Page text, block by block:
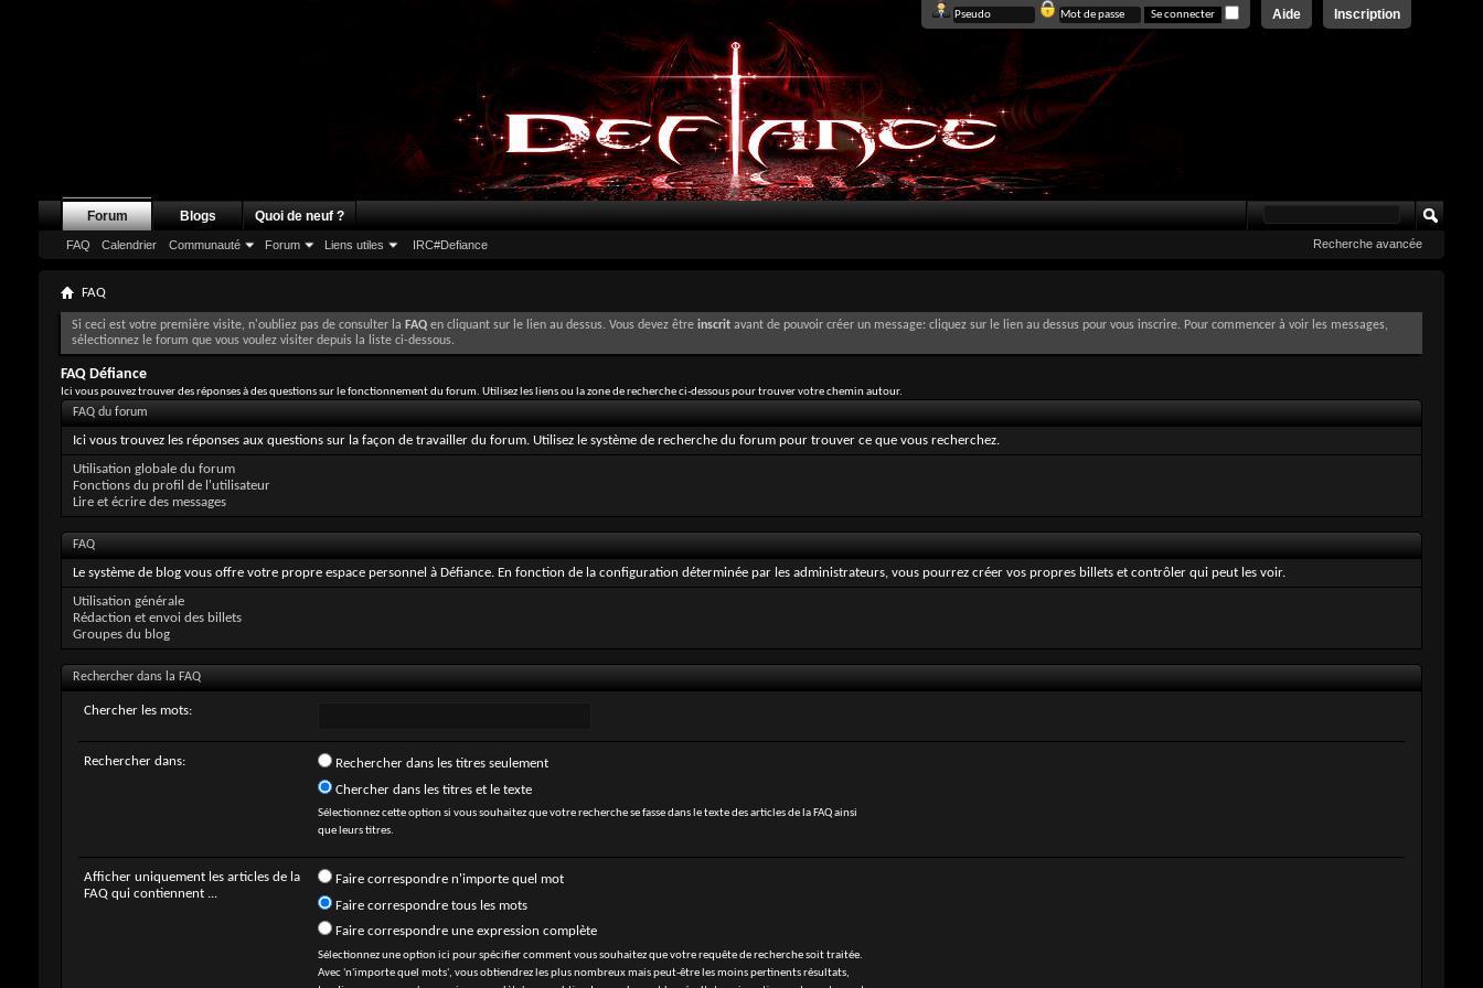
Inscription
Aide
Forum
FAQ Calendrier Communauté Forum Liens utiles IRC#Defiance
Blogs Quoi de neuf ?
Recherche avancée
FAQ
Si ceci est votre première visite, n'oubliez pas de consulter la FAQ en cliquant sur le lien au dessus. Vous devez être inscrit avant de pouvoir créer un message: cliquez sur le lien au dessus pour vous inscrire. Pour commencer à voir les messages,
sélectionnez le forum que vous voulez visiter depuis la liste ci-dessous.
FAQ Défiance
Ici vous pouvez trouver des réponses à des questions sur le fonctionnement du forum. Utilisez les liens ou la zone de recherche ci-dessous pour trouver votre chemin autour.
FAQ du forum
Ici vous trouvez les réponses aux questions sur la façon de travailler du forum. Utilisez le système de recherche du forum pour trouver ce que vous recherchez.
Utilisation globale du forum
Fonctions du profil de l'utilisateur
Lire et écrire des messages
FAQ
Le système de blog vous offre votre propre espace personnel à Défiance. En fonction de la configuration déterminée par les administrateurs, vous pourrez créer vos propres billets et contrôler qui peut les voir.
Utilisation générale
Rédaction et envoi des billets
Groupes du blog
Rechercher dans la FAQ
Chercher les mots:
Rechercher dans:
Rechercher dans les titres seulement
Chercher dans les titres et le texte
Sélectionnez cette option si vous souhaitez que votre recherche se fasse dans le texte des articles de la FAQ ainsi
que leurs titres.
Afficher uniquement les articles de la
FAQ qui contiennent ...
Faire correspondre n'importe quel mot
Faire correspondre tous les mots
Faire correspondre une expression complète
Sélectionnez une option ici pour spécifier comment vous souhaitez que votre requête de recherche soit traitée.
Avec 'n'importe quel mots', vous obtiendrez les plus nombreux mais peut-être les moins pertinents résultats,